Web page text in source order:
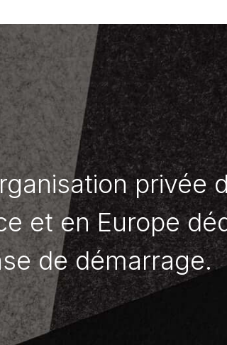
privée
et en Europe
de démarrage.